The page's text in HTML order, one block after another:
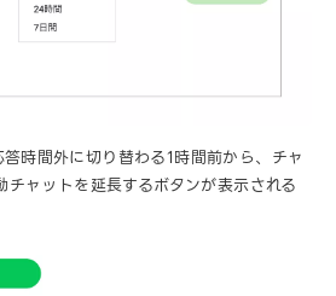
時間外に切り替わる1時間前から、チャ
チャットを延長するボタンが表示される